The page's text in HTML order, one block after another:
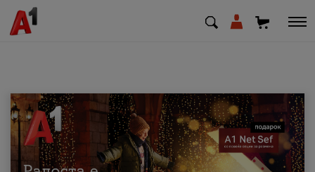
МК EN SQ